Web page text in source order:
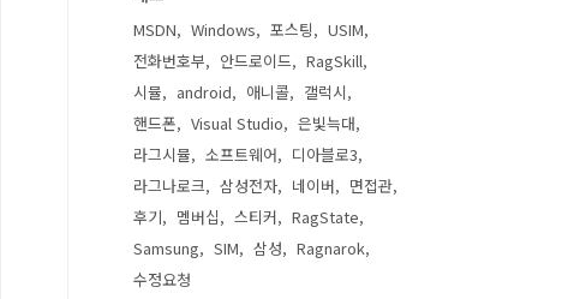
MSDN Windows 포스팅
USIM
전화번호부
안드로이드
RagSkill
시뮬
android 애니콜
갤럭시
핸드폰
Visual Studio
은빛늑대
라그시뮬
소프트웨어
디아블로3
라그나로크
삼성전자 네이버
면접관
후기
멤버십 스티커
RagState
Samsung
SIM 삼성
Ragnarok
수정요청